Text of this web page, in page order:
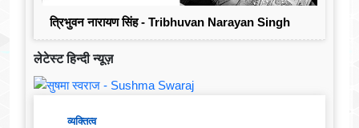
त्रिभुवन नारायण सिंह - Tribhuvan Narayan Singh
लेटेस्ट हिन्दी न्यूज़
व्यक्तित्व